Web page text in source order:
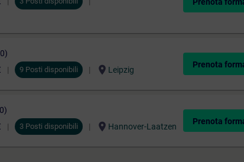
9 Posti disponibili location_on Leipzig
Prenota
3 Posti disponibili location_on Hannover-Laatzen
Prenota